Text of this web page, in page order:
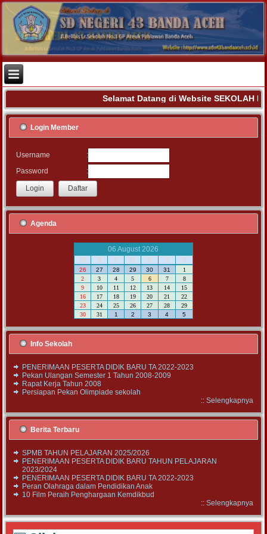
Selamat Datang di Website SEKOLAH
Login Member
Username
:
Password
:
Agenda
06 August 2026
M
S S R K J S
26 27 28 29 30 31
1
2
3 4 5 6 7
8
9
10 11 12 13 14
15
16
17 18 19 20 21
22
23
24 25 26 27 28
29
30
31 1 2 3 4 5
Info Sekolah
PENERIMAAN PESERTA DIDIK BARU TA 2022-2023
Pekan Ulangan Semester 1 Tahun 2008-2009
Rapat Kerja Tahun 2008
Persiapan Pekan Olimpiade sekolah
:: Selengkapnya
Berita Terbaru
SPMB TAHUN PELAJARAN 2025/2026
PENERIMAAN PESERTA DIDIK BARU TAHUN PELAJARAN
2023/2024
PENERIMAAN PESERTA DIDIK BARU TA 2022-2023
Peran Olahraga dalam Pendidikan Anak
10 Film Peraih Penghargaan Kemdikbud
:: Selengkapnya